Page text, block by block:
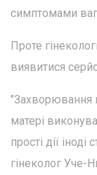
симптомами
Проте
виявитися
"Захворювання
матері
прості дії
гінеколог Уче-